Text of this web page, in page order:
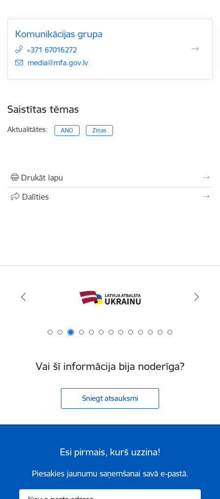
Komunikācijas grupa
+371 67016272
E-pasts:
media@mfa.gov.lv
Saistītas tēmas
Aktualitātes: ANO Ziņas
Drukāt lapu
Dalīties
Vai šī informācija bija noderīga?
Sniegt atsauksmi
Esi pirmais, kurš uzzina!
Piesakies jaunumu saņemšanai savā e-pastā.